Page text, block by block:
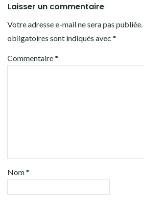
Laisser un commentaire
Votre adresse e-mail ne sera pas publiée.
obligatoires sont indiqués avec *
Commentaire*
Nom*